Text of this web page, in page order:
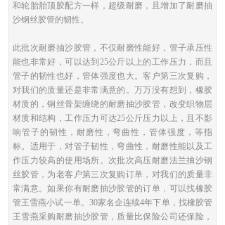
和轮胎胎顶胶配方一样，超级耐磨，且增加了耐磨抽
沙钢丝胶管的韧性。
此批次耐磨抽沙胶管，不仅耐磨性能好，管子承压性
能也非常好，可以达到25公斤以上的工作压力，而且
管子的韧性也好，管体强度也大。客户第三次复购，
对我们的质量还是非常满意的。万万没有想到，橡胶
材质的，钢丝骨架缠绕的耐磨抽沙胶管，改变织物层
材质和结构，工作压力可达25公斤压力以上，且不影
响管子的韧性，耐磨性，弯曲性，管体强度，等指
标。适用于，对管子韧性，弯曲性，耐磨性能以及工
作压力较高的使用场所。次批次高压耐磨法兰抽沙钢
丝胶管，为老客户第三次复购订单，对我们的质量非
常满意。如果你有耐磨抽沙胶管的订单，可以找橡胶
管王雪燕小试一单。30家名企连续4年下单，找橡胶管
王雪燕采购耐磨抽沙胶管，质量比保险公司还保险，